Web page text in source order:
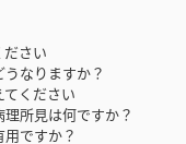
さい
なりますか？
ください
見は何ですか？
ですか？